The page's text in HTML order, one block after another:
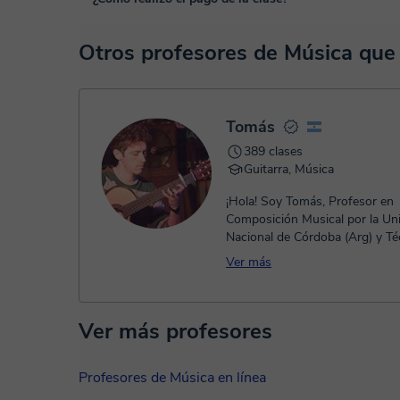
En el momento en que selecciones una clase o un pack
TPV virtual. Tienes dos opciones para efectuar el pago:
Una vez realices el pago de la clase, recibirás un email de
Otros profesores de Música
Tomás
389 clases
Guitarra, Música
¡Hola! Soy Tomás, Profesor en
Composición Musical por la
Nacional de Córdoba (Arg) y
Universitario: Instrumentista
Guitarr...
Ver más
Ver más profesores
Profesores de Música en línea